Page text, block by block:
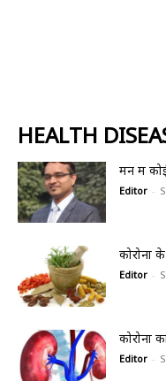
HEALTH
मन में
Editor -
कोरोना
Editor -
कोरोना
Editor -